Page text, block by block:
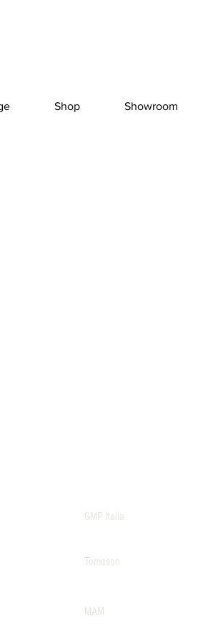
Shop Showroom
GMP Italia
Tomason
MAM